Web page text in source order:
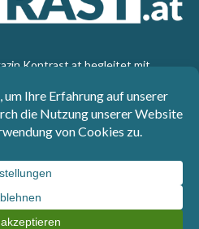
Kontrast.at begleitet mit
von einem progressiven,
aus. Kontrast wirft den Blick der
Welt.
Wien - Telefon: +43 1 40110-
-